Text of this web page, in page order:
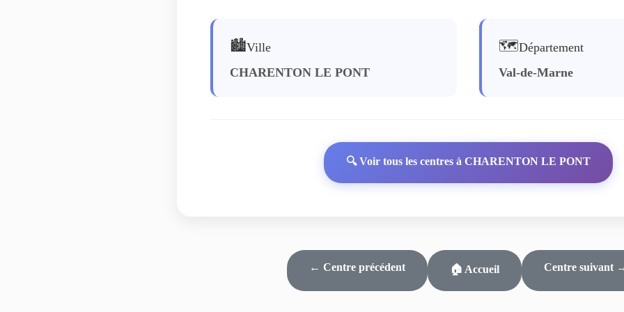
🏙️Ville
CHARENTON LE PONT
🗺️Département
Val-de-Marne
🔍 Voir tous les centres à CHARENTON LE PONT
← Centre précédent 🏠 Accueil Centre suivant